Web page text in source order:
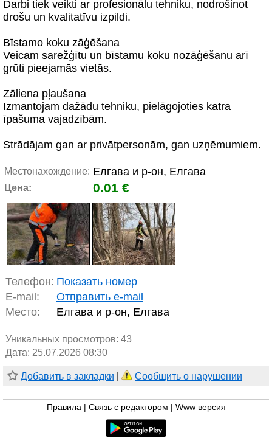
Darbi tiek veikti ar profesionālu tehniku, nodrošinot
drošu un kvalitatīvu izpildi.
Bīstamo koku zāģēšana
Veicam sarežģītu un bīstamu koku nozāģēšanu arī
grūti pieejamās vietās.
Zāliena pļaušana
Izmantojam dažādu tehniku, pielāgojoties katra
īpašuma vajadzībām.
Strādājam gan ar privātpersonām, gan uzņēmumiem.
Местонахождение: Елгава и р-он, Елгава
Цена: 0.01 €
Телефон: Показать номер
E-mail:
Отправить e-mail
Место:
Елгава и р-он, Елгава
Уникальных просмотров: 43
Дата: 25.07.2026 08:30
Добавить в закладки Сообщить о нарушении
Правила Связь с редактором Www версия